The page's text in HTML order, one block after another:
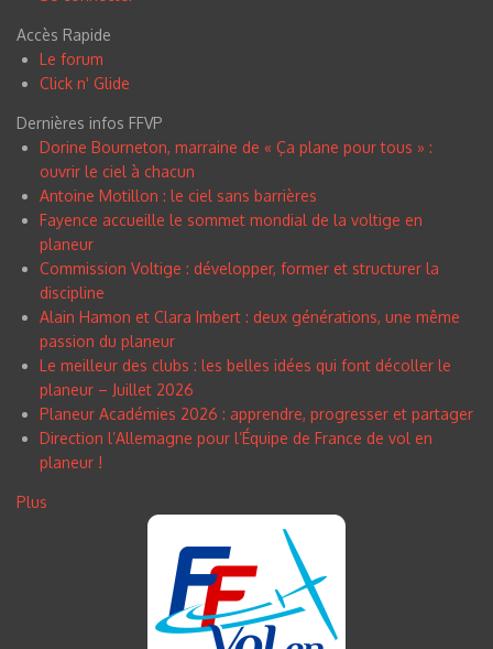
Accès Rapide
Le forum
Click n' Glide
Dernières infos FFVP
Dorine Bourneton, marraine de « Ça plane pour tous » :
ouvrir le ciel à chacun
Antoine Motillon : le ciel sans barrières
Fayence accueille le sommet mondial de la voltige en
planeur
Commission Voltige : développer, former et structurer la
discipline
Alain Hamon et Clara Imbert : deux générations, une même
passion du planeur
Le meilleur des clubs : les belles idées qui font décoller le
planeur – Juillet 2026
Planeur Académies 2026 : apprendre, progresser et partager
Direction l’Allemagne pour l’Équipe de France de vol en
planeur !
Plus